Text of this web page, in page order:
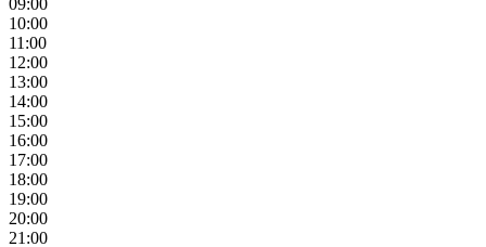
09:00
10:00
11:00
12:00
13:00
14:00
15:00
16:00
17:00
18:00
19:00
20:00
21:00